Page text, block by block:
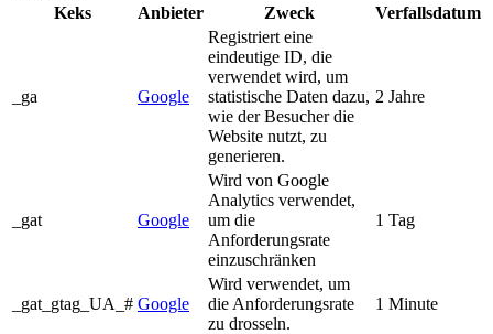
Keks
Anbieter Zweck Verfallsdatum
_ga Google
Registriert eine
eindeutige ID, die
verwendet wird, um
statistische Daten dazu,
wie der Besucher die
Website nutzt, zu
generieren.
2 Jahre
_gat Google
Wird von Google
Analytics verwendet,
um die
Anforderungsrate
einzuschränken
1 Tag
_gat_gtag_UA_# Google
Wird verwendet, um
die Anforderungsrate
zu drosseln.
1 Minute